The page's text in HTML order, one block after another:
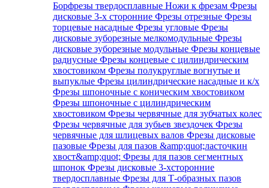
Борфрезы твердосплавные Ножи к фрезам Фрезы
дисковые 3-х сторонние Фрезы отрезные Фрезы
торцевые насадные Фрезы угловые Фрезы
дисковые зуборезные мелкомодульные Фрезы
дисковые зуборезные модульные Фрезы концевые
радиусные Фрезы концевые с цилиндрическим
хвостовиком Фрезы полукруглые вогнутые и
выпуклые Фрезы цилиндрические насадные и к/х
Фрезы шпоночные с коническим хвостовиком
Фрезы шпоночные с цилиндрическим
хвостовиком Фрезы червячные для зубчатых колес
Фрезы червячные для зубьев звездочек Фрезы
червячные для шлицевых валов Фрезы дисковые
пазовые Фрезы для пазов &amp;quot;ласточкин
хвост&amp;quot; Фрезы для пазов сегментных
шпонок Фрезы дисковые 3-хсторонние
твердосплавные Фрезы для Т-образных пазов